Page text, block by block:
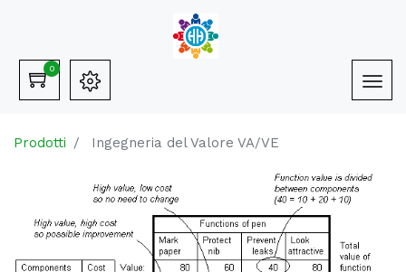
0
Prodotti Ingegneria del Valore VA/VE